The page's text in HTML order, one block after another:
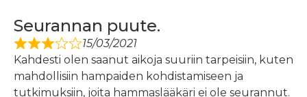
Seurannan puute.
15/03/2021
Kahdesti olen saanut aikoja suuriin tarpeisiin, kuten
mahdollisiin hampaiden kohdistamiseen ja
tutkimuksiin, joita hammaslääkäri ei ole seurannut.